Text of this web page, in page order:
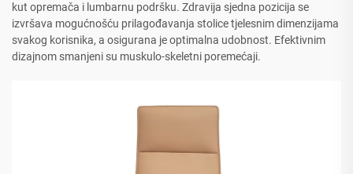
kut opremača i lumbarnu podršku. Zdravija sjedna pozicija se
izvršava mogućnošću prilagođavanja stolice tjelesnim dimenzijama
svakog korisnika, a osigurana je optimalna udobnost. Efektivnim
dizajnom smanjeni su muskulo-skeletni poremećaji.